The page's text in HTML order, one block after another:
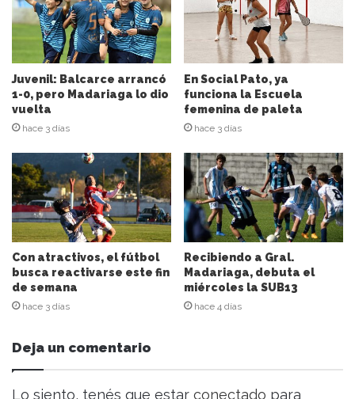
r
e
c
i
ó
n
d
c
o
r
r
e
o
e
l
e
c
ó
n
i
Juvenil: Balcarce arrancó
1-0, pero Madariaga lo dio
vuelta
hace 3 días
En Social Pato, ya
funciona la Escuela
femenina de paleta
hace 3 días
Con atractivos, el fútbol
busca reactivarse este fin
de semana
hace 3 días
Recibiendo a Gral.
Madariaga, debuta el
miércoles la SUB13
hace 4 días
Deja un comentario
Lo siento, tenés que estar conectado para